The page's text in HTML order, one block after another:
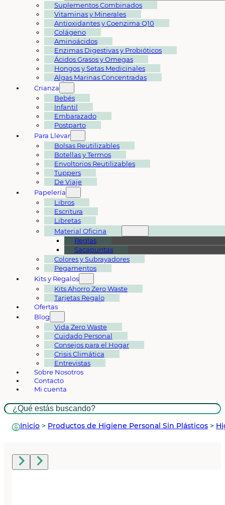
Suplementos Combinados
Vitaminas y Minerales
Antioxidantes y Coenzima Q10
Colágeno
Aminoácidos
Enzimas Digestivas y Probióticos
Ácidos Grasos y Omegas
Hongos y Setas Medicinales
Algas Marinas Concentradas
Crianza
Bebés
Infantil
Embarazado
Postparto
Para Llevar
Bolsas Reutilizables
Botellas y Termos
Envoltorios Reutilizables
Tuppers
De Viaje
Papelería
Libros
Escritura
Libretas
Material Oficina
Reglas
Sacapuntas
Colores y Subrayadores
Pegamentos
Kits y Regalos
Kits Ahorro Zero Waste
Tarjetas Regalo
Ofertas
Blog
Vida Zero Waste
Cuidado Personal
Consejos para el Hogar
Crisis Climática
Entrevistas
Sobre Nosotros
Contacto
Mi cuenta
Buscar
Inicio > Productos de Higiene Personal Sin Plásticos >